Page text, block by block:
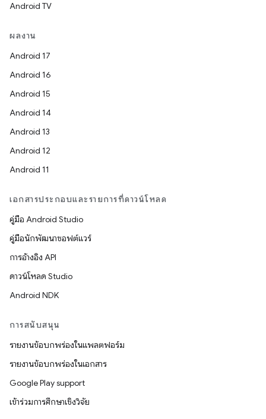
Android TV
ผลงาน
Android 17
Android 16
Android 15
Android 14
Android 13
Android 12
Android 11
เอกสารประกอบและรายการที่ดาวน์โหลด
คู่มือ Android Studio
คู่มือนักพัฒนาซอฟต์แวร์
การอ้างอิง API
ดาวน์โหลด Studio
Android NDK
การสนับสนุน
รายงานข้อบกพร่องในแพลตฟอร์ม
รายงานข้อบกพร่องในเอกสาร
Google Play support
เข้าร่วมการศึกษาเชิงวิจัย